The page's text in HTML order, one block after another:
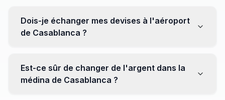
Dois-je échanger mes devises à l'aéroport
de Casablanca ?
être moins avantageux. Orientez-vous plutôt vers les
bureaux de change en ville pour obtenir de meilleurs
Est-ce sûr de changer de l'argent dans la
médina de Casablanca ?